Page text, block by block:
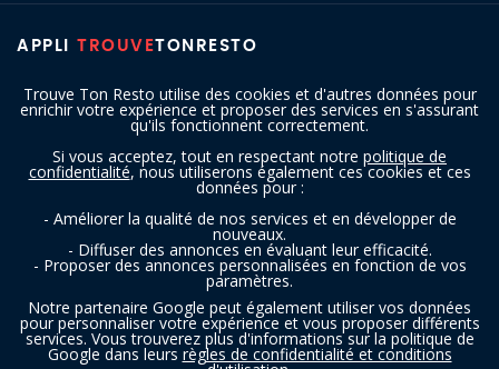
Trouve Ton Resto utilise des cookies et d'autres données pour
enrichir votre expérience et proposer des services en s'assurant
qu'ils fonctionnent correctement.
Si vous acceptez, tout en respectant notre politique de
confidentialité, nous utiliserons également ces cookies et ces
données pour :
- Améliorer la qualité de nos services et en développer de
nouveaux.
- Diffuser des annonces en évaluant leur efficacité.
- Proposer des annonces personnalisées en fonction de vos
paramètres.
Notre partenaire Google peut également utiliser vos données
pour personnaliser votre expérience et vous proposer différents
services. Vous trouverez plus d'informations sur la politique de
Google dans leurs règles de confidentialité et conditions
APPLI TROUVETONRESTO
SUIVEZ-NOUS
Copyright © 2016 - 2026 trouvetonresto.be ‐ Tous droits réservés | JDC